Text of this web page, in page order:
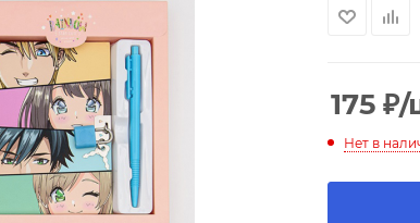
175 ₽/
Нет в